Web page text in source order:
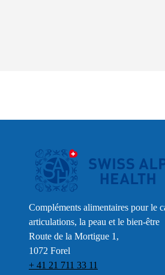
Compléments alimentaires pour le
articulations, la peau et le bien-être
Route de la Mortigue 1,
1072 Forel
+ 41 21 711 33 11